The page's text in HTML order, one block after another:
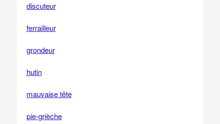
discuteur
ferrailleur
grondeur
hutin
mauvaise tête
pie-grièche